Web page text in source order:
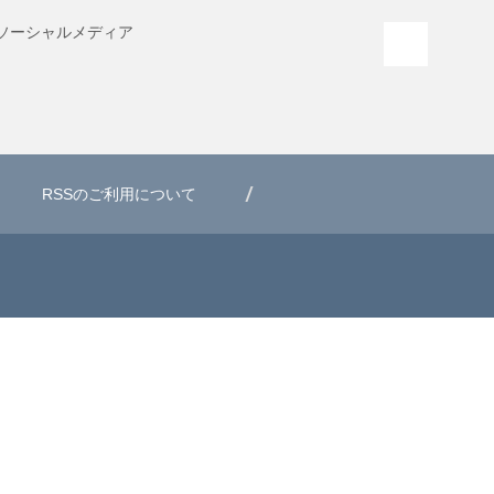
ーシャルメディア
RSSのご利用について